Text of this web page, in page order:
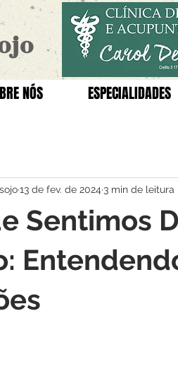
NÓS ESPECIALIDADES
Sentimos
13 de fev. de 2024 3 min de leitura